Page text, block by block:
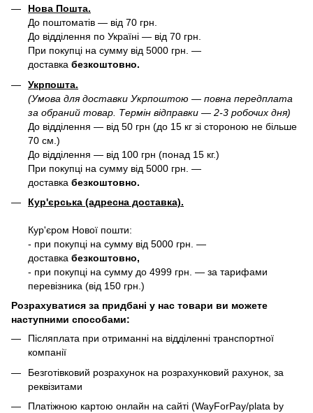
Нова Пошта.
До поштоматів — від 70 грн.
До відділення по Україні — від 70 грн.
При покупці на сумму від 5000 грн. —
доставка безкоштовно.
Укрпошта.
(Умова для доставки Укрпоштою — повна передплата
за обраний товар. Термін відправки — 2-3 робочих дня)
До відділення — від 50 грн (до 15 кг зі стороною не більше
70 см.)
До відділення — від 100 грн (понад 15 кг.)
При покупці на сумму від 5000 грн. —
доставка безкоштовно.
Кур'єрська (адресна доставка).
Кур'єром Нової пошти:
- при покупці на сумму від 5000 грн. —
доставка безкоштовно,
- при покупці на сумму до 4999 грн. — за тарифами
перевізника (від 150 грн.)
Розрахуватися за придбані у нас товари ви можете
наступними способами:
Післяплата при отриманні на відділенні транспортної
компанії
Безготівковий розрахунок на розрахунковий рахунок, за
реквізитами
Платіжною картою онлайн на сайті (WayForPay/plata by